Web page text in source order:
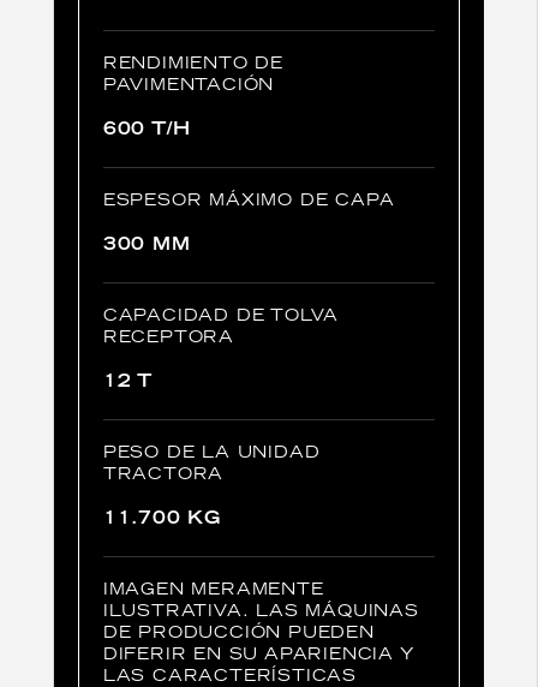
RENDIMIENTO DE
PAVIMENTACIÓN
600 T/H
ESPESOR MÁXIMO DE CAPA
300 MM
CAPACIDAD DE TOLVA
RECEPTORA
12 T
PESO DE LA UNIDAD
TRACTORA
11.700 KG
IMAGEN MERAMENTE
ILUSTRATIVA. LAS MÁQUINAS
DE PRODUCCIÓN PUEDEN
DIFERIR EN SU APARIENCIA Y
LAS CARACTERÍSTICAS